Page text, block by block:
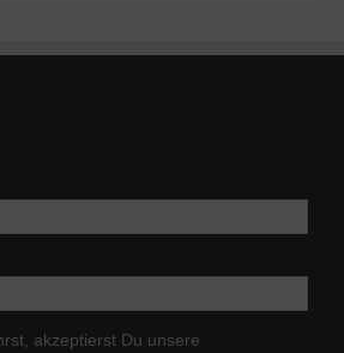
akzeptierst Du unsere